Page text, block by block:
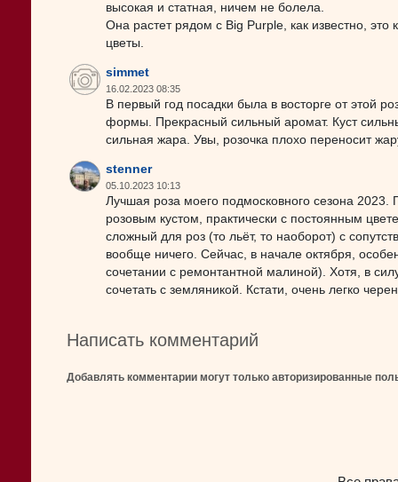
высокая и статная, ничем не болела.
Она растет рядом с Big Purple, как известно, это
цветы.
simmet
16.02.2023 08:35
В первый год посадки была в восторге от этой
формы. Прекрасный сильный аромат. Куст
сильная жара. Увы, розочка плохо переносит
stenner
05.10.2023 10:13
Лучшая роза моего подмосковного сезона
розовым кустом, практически с постоянным
сложный для роз (то льёт, то наоборот) с
вообще ничего. Сейчас, в начале октября,
сочетании с ремонтантной малиной). Хотя, в
сочетать с земляникой. Кстати, очень легко
Написать комментарий
Добавлять комментарии могут только авторизированные